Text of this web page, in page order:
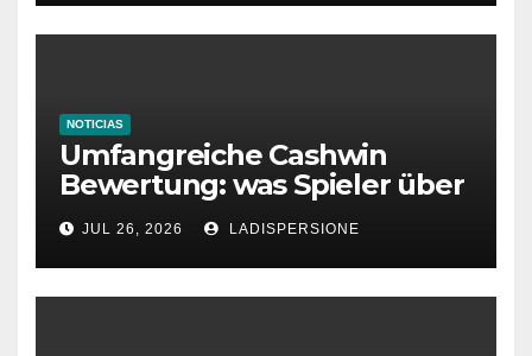
NOTICIAS
Umfangreiche Cashwin
Bewertung: was Spieler über
dieses Casino denken
JUL 26, 2026 LADISPERSIONE